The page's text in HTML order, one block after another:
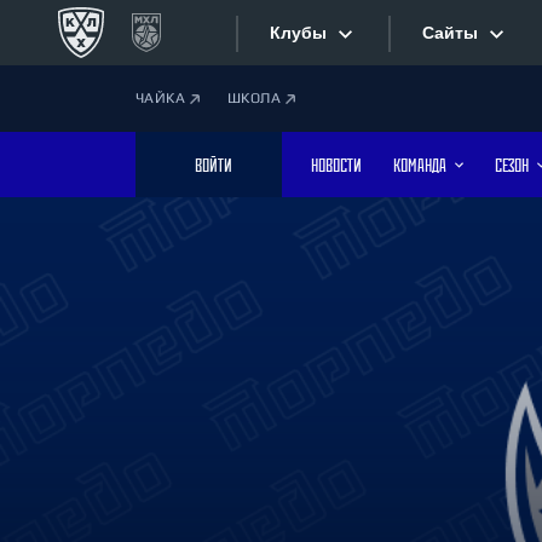
Клубы
Дивизион Боброва
Лада
Сайты
Фотобанк
ЧАЙКА ШКОЛА
ВОЙТИ НОВОСТИ КОМАНДА СЕЗОН